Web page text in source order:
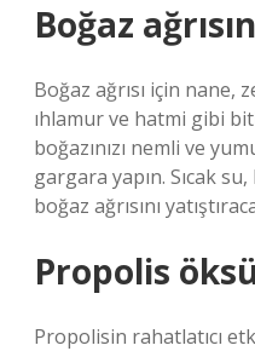
Boğaz
Boğaz ağrısı için nane,
ıhlamur ve hatmi gibi
boğazınızı nemli ve
gargara yapın. Sıcak
boğaz ağrısını
Propolis
Propolisin rahatlatıcı